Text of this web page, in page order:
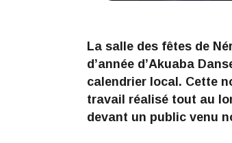
La salle des fêtes de
d’année d’Akuaba
calendrier local. Cette
travail réalisé tout au
devant un public venu